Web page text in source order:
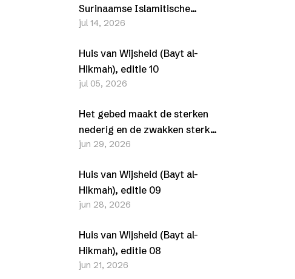
Surinaamse Islamitische
Vereniging (SIV) –
jul 14, 2026
Huis van Wijsheid (Bayt al-
Hikmah), editie 10
jul 05, 2026
Het gebed maakt de sterken
nederig en de zwakken sterk
(Al-Furqān, 25-63-77)
jun 29, 2026
Huis van Wijsheid (Bayt al-
Hikmah), editie 09
jun 28, 2026
Huis van Wijsheid (Bayt al-
Hikmah), editie 08
jun 21, 2026